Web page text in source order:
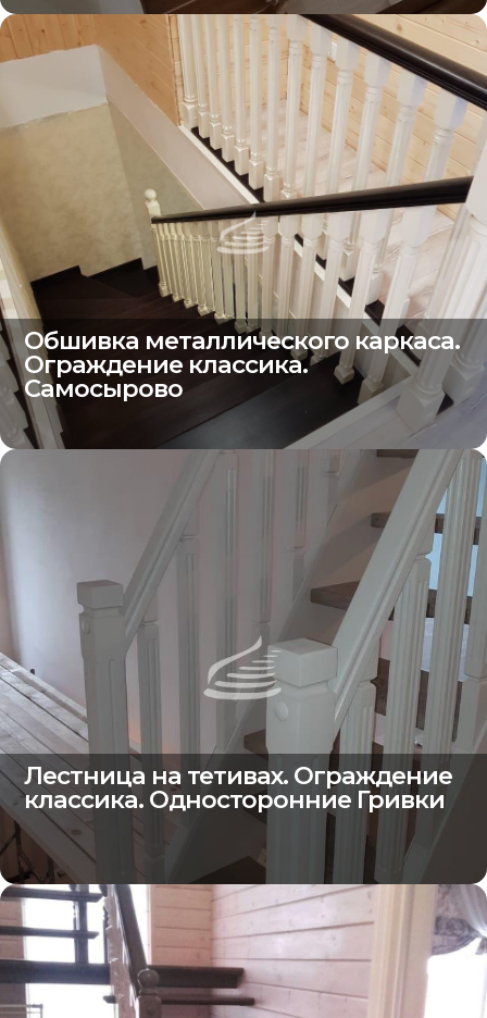
Обшивка металлического каркаса.
Ограждение классика.
Самосырово
Лестница на тетивах. Ограждение
классика. Односторонние Гривки